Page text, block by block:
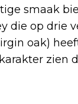
smaak
die op drie
oak)
zien